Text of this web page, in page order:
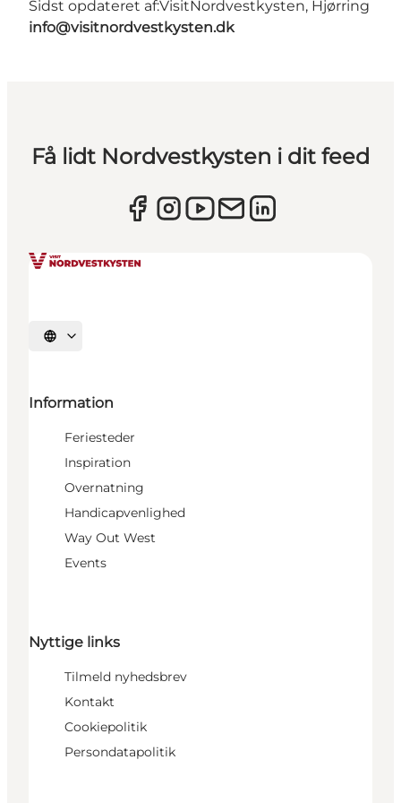
Sidst opdateret af:VisitNordvestkysten, Hjørring
info@visitnordvestkysten.dk
Få lidt Nordvestkysten i dit feed
Vælg sprog
Information
Feriesteder
Inspiration
Overnatning
Handicapvenlighed
Way Out West
Events
Nyttige links
Tilmeld nyhedsbrev
Kontakt
Cookiepolitik
Persondatapolitik